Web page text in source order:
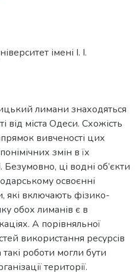
імені І. І.
лимани знаходяться
від міста Одеси. Схожість
вивченості цих
змін в їх
ці водні об’єкти
освоєнні
які включають фізико-
обох лиманів є в
А порівняльної
використання ресурсів
роботи могли бути
території.